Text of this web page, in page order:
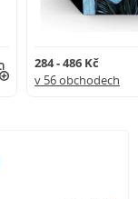
284 - 486 Kč
v 56 obchodech